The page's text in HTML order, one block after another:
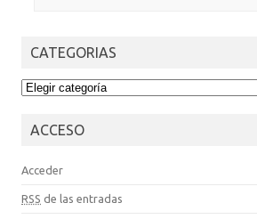
CATEGORIAS
CATEGORIAS
ACCESO
Acceder
RSS de las entradas